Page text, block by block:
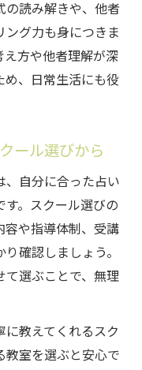
占い練習の魅力
習を重ねる方法
れる安心感
べきポイントを
クールの条件と
見極める方法
ールの特徴
いスクールの選
キルとは
の読み解きや、他者
ング力も身につきま
え方や他者理解が深
め、日常生活にも役
ール選びから
、自分に合った占い
す。スクール選びの
容や指導体制、受講
確認しましょう。
て選ぶことで、無理
に教えてくれるスク
教室を選ぶと安心で